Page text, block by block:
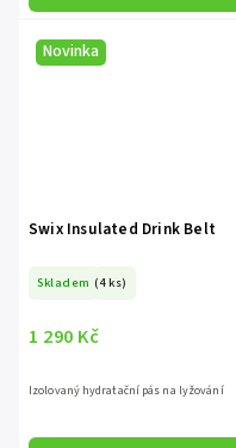
Novinka
Swix Insulated Drink Belt
Skladem (4 ks)
1 290 Kč
Izolovaný hydratační pás na lyžování